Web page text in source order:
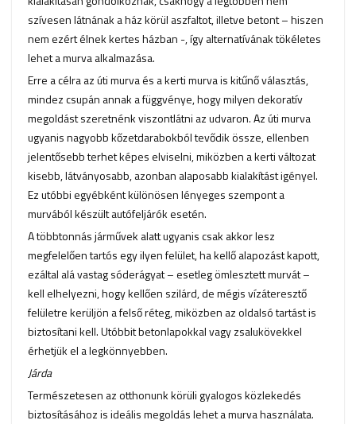
szívesen látnának a ház körül aszfaltot, illetve betont – hiszen
nem ezért élnek kertes házban -, így alternatívának tökéletes
lehet a murva alkalmazása.
Erre a célra az úti murva és a kerti murva is kitűnő választás,
mindez csupán annak a függvénye, hogy milyen dekoratív
megoldást szeretnénk viszontlátni az udvaron. Az úti murva
ugyanis nagyobb kőzetdarabokból tevődik össze, ellenben
jelentősebb terhet képes elviselni, miközben a kerti változat
kisebb, látványosabb, azonban alaposabb kialakítást igényel.
Ez utóbbi egyébként különösen lényeges szempont a
murvából készült autófeljárók esetén.
A többtonnás járművek alatt ugyanis csak akkor lesz
megfelelően tartós egy ilyen felület, ha kellő alapozást kapott,
ezáltal alá vastag sóderágyat – esetleg ömlesztett murvát –
kell elhelyezni, hogy kellően szilárd, de mégis vízáteresztő
felületre kerüljön a felső réteg, miközben az oldalsó tartást is
biztosítani kell. Utóbbit betonlapokkal vagy zsalukövekkel
érhetjük el a legkönnyebben.
Járda
Természetesen az otthonunk körüli gyalogos közlekedés
biztosításához is ideális megoldás lehet a murva használata.